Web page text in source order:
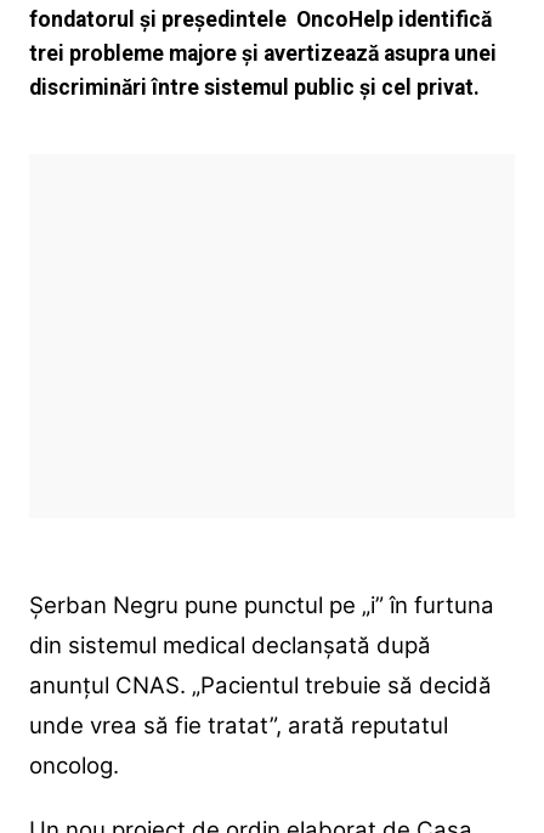
fondatorul și președintele OncoHelp identifică
trei probleme majore și avertizează asupra unei
discriminări între sistemul public și cel privat.
Șerban Negru pune punctul pe „i” în furtuna
din sistemul medical declanșată după
anunțul CNAS. „Pacientul trebuie să decidă
unde vrea să fie tratat”, arată reputatul
oncolog.